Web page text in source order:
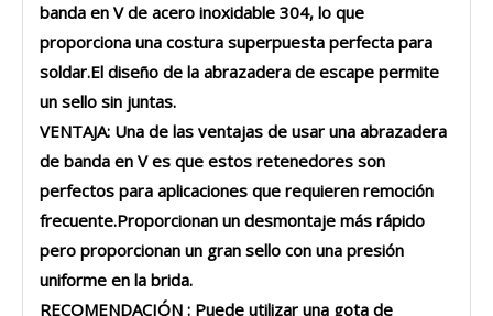
banda en V de acero inoxidable 304, lo que
proporciona una costura superpuesta perfecta para
soldar.El diseño de la abrazadera de escape permite
un sello sin juntas.
VENTAJA: Una de las ventajas de usar una abrazadera
de banda en V es que estos retenedores son
perfectos para aplicaciones que requieren remoción
frecuente.Proporcionan un desmontaje más rápido
pero proporcionan un gran sello con una presión
uniforme en la brida.
RECOMENDACIÓN : Puede utilizar una gota de